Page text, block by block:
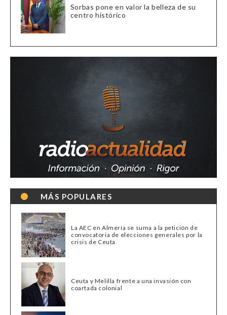
Sorbas pone en valor la belleza de su
centro histórico
MÁS POPULARES
La AEC en Almería se suma a la petición de
convocatoria de elecciones generales por la
crisis de Ceuta
Ceuta y Melilla frente a una invasión con
coartada colonial